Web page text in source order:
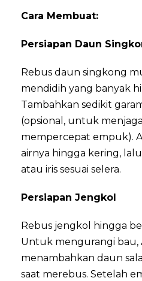
Cara Membuat:
Persiapan Daun
Rebus daun singkong
mendidih yang banyak
Tambahkan sedikit
(opsional, untuk
mempercepat empuk).
airnya hingga kering,
atau iris sesuai selera.
Persiapan Jengkol
Rebus jengkol hingga
Untuk mengurangi bau,
menambahkan daun
saat merebus. Setelah